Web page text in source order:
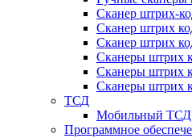
Сканер штрих-
Сканер штрих
Сканер штрих
Сканеры штрих
Сканеры штрих
Сканеры штрих
ТСД
Мобильный ТСД
Программное